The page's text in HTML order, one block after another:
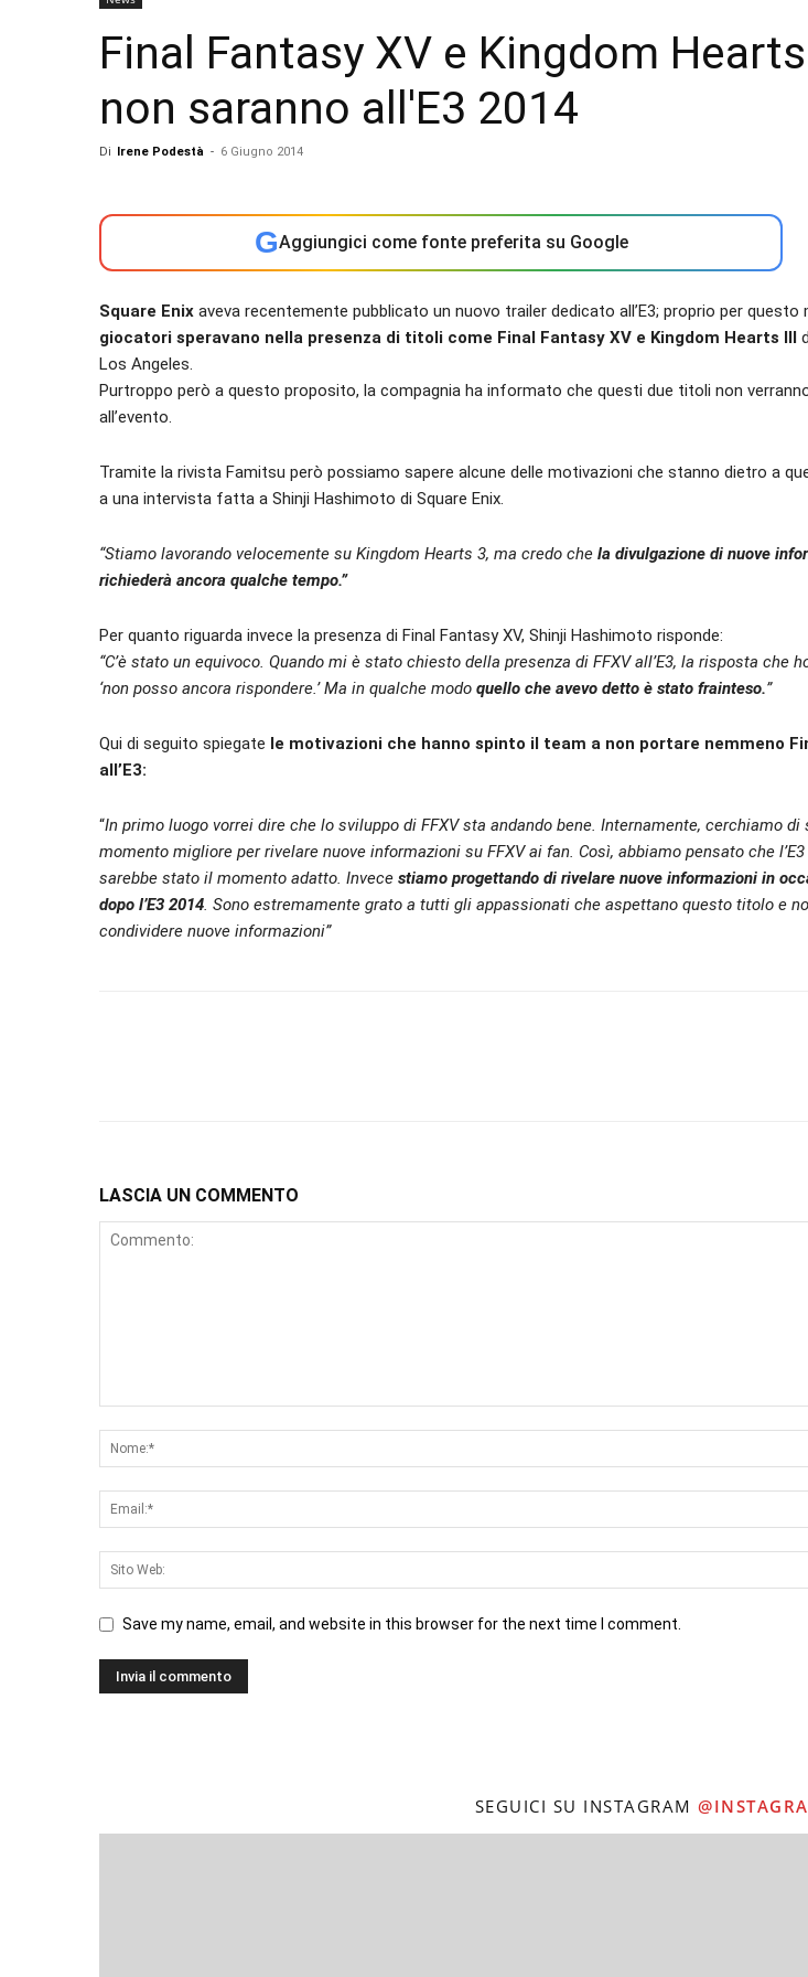
Final Fantasy XV e Kingdom
non saranno all'E3 2014
Di Irene Podestà - 6 Giugno 2014
GAggiungici come fonte preferita su Google
Square Enix aveva recentemente pubblicato un nuovo trailer dedicato all’E3; proprio per questo
giocatori speravano nella presenza di titoli come Final Fantasy XV e Kingdom Hearts III
Los Angeles.
Purtroppo però a questo proposito, la compagnia ha informato che questi due titoli non
all’evento.
Tramite la rivista Famitsu però possiamo sapere alcune delle motivazioni che stanno dietro a
a una intervista fatta a Shinji Hashimoto di Square Enix.
“Stiamo lavorando velocemente su Kingdom Hearts 3, ma credo che la divulgazione di nuove
richiederà ancora qualche tempo.”
Per quanto riguarda invece la presenza di Final Fantasy XV, Shinji Hashimoto risponde:
“C’è stato un equivoco. Quando mi è stato chiesto della presenza di FFXV all’E3, la risposta che
‘non posso ancora rispondere.’ Ma in qualche modo quello che avevo detto è stato frainteso.”
Qui di seguito spiegate le motivazioni che hanno spinto il team a non portare nemmeno
all’E3:
“In primo luogo vorrei dire che lo sviluppo di FFXV sta andando bene. Internamente, cerchiamo
momento migliore per rivelare nuove informazioni su FFXV ai fan. Così, abbiamo pensato che l’E3
sarebbe stato il momento adatto. Invece stiamo progettando di rivelare nuove informazioni in
dopo l’E3 2014. Sono estremamente grato a tutti gli appassionati che aspettano questo titolo e
condividere nuove informazioni”
LASCIA UN COMMENTO
Save my name, email, and website in this browser for the next time I comment.
SEGUICI SU INSTAGRAM